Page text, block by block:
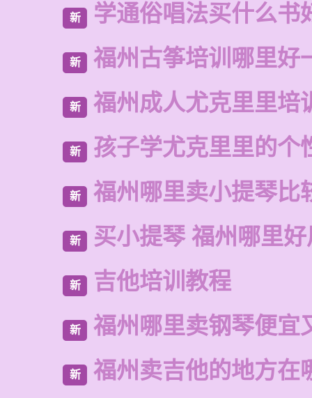
新 学通俗唱法买什么书
新 福州古筝培训哪里好
新 福州成人尤克里里培
新 孩子学尤克里里的个
新 福州哪里卖小提琴比
新 买小提琴 福州哪里好
新 吉他培训教程
新 福州哪里卖钢琴便宜
新 福州卖吉他的地方在